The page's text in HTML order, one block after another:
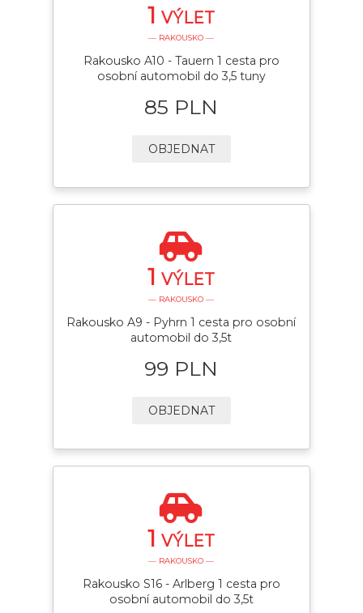
1VÝLET
— RAKOUSKO —
Rakousko A10 - Tauern 1 cesta pro
osobní automobil do 3,5 tuny
85 PLN
OBJEDNAT
1VÝLET
— RAKOUSKO —
Rakousko A9 - Pyhrn 1 cesta pro osobní
automobil do 3,5t
99 PLN
OBJEDNAT
1VÝLET
— RAKOUSKO —
Rakousko S16 - Arlberg 1 cesta pro
osobní automobil do 3,5t